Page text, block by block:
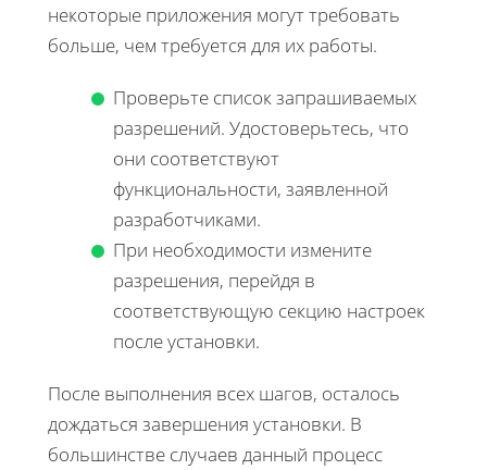
некоторые приложения могут требовать
больше, чем требуется для их работы.
Проверьте список запрашиваемых
разрешений. Удостоверьтесь, что
они соответствуют
функциональности, заявленной
разработчиками.
При необходимости измените
разрешения, перейдя в
соответствующую секцию настроек
после установки.
После выполнения всех шагов, осталось
дождаться завершения установки. В
большинстве случаев данный процесс